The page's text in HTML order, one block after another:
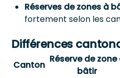
Réserves de zones à
fortement selon les
Différences
Canton
Réserve de zone
bâtir